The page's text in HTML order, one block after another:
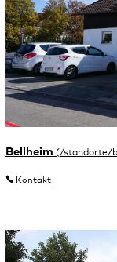
Bellheim
Kontakt